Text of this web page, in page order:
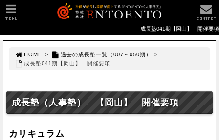
成長塾041期【岡山】 開催要項
HOME > 過去の成長塾一覧（007～050期）
>
成長塾041期【岡山】 開催要項
成長塾（人事塾） 【岡山】 開催要項
カリキュラム
MENU CONTACT